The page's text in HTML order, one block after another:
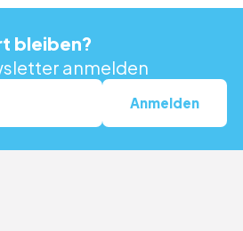
bleiben?
anmelden